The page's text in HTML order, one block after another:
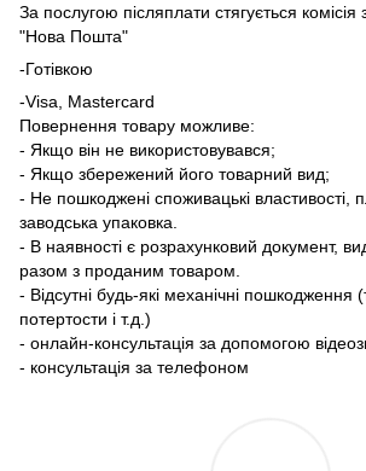
За послугою післяплати стягується комісія
"Нова Пошта"
-Готівкою
-Visa, Mastercard
Повернення товару можливе:
- Якщо він не використовувався;
- Якщо збережений його товарний вид;
- Не пошкоджені споживацькі властивості,
заводська упаковка.
- В наявності є розрахунковий документ,
разом з проданим товаром.
- Відсутні будь-які механічні пошкодження
потертости і т.д.)
- онлайн-консультація за допомогою
- консультація за телефоном